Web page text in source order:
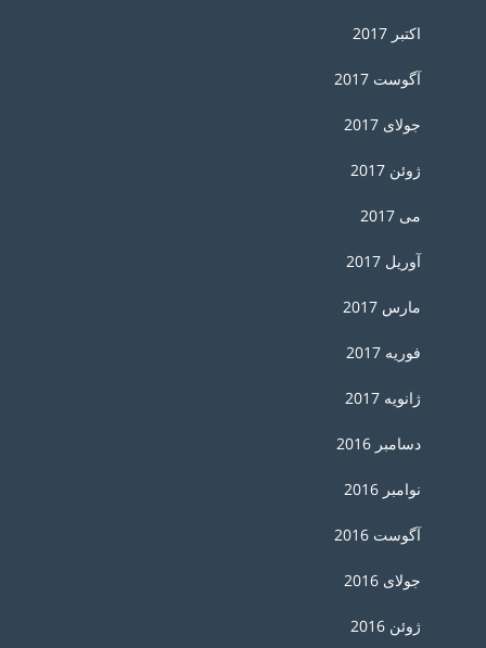
اکتبر 2017
آگوست 2017
جولای 2017
ژوئن 2017
می 2017
آوریل 2017
مارس 2017
فوریه 2017
ژانویه 2017
دسامبر 2016
نوامبر 2016
آگوست 2016
جولای 2016
ژوئن 2016